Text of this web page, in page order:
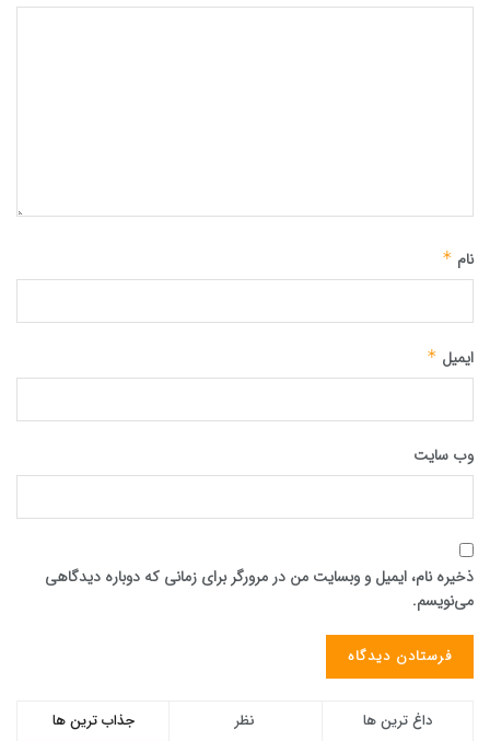
نام *
ایمیل *
وب‌ سایت
ذخیره نام، ایمیل و وبسایت من در مرورگر برای زمانی که دوباره دیدگاهی
می‌نویسم.
جذاب ترین ها نظر داغ ترین ها